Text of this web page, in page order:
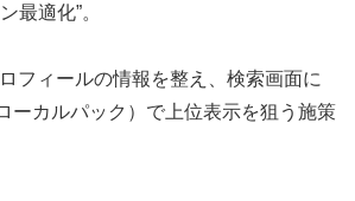
最適化”。
フィールの情報を整え、検索画面に
ーカルパック）で上位表示を狙う施策